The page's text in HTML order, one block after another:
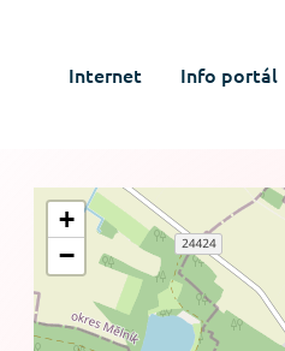
Internet Info portál
+
−